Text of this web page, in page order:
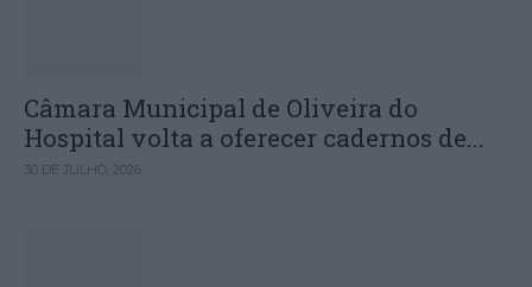
Câmara Municipal de Oliveira do
Hospital volta a oferecer cadernos de...
30 DE JULHO, 2026